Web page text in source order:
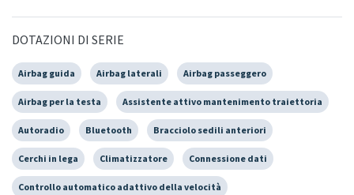
DOTAZIONI DI SERIE
Airbag guida Airbag laterali Airbag passeggero
Airbag per la testa Assistente attivo mantenimento traiettoria
Autoradio Bluetooth Bracciolo sedili anteriori
Cerchi in lega Climatizzatore Connessione dati
Controllo automatico adattivo della velocità